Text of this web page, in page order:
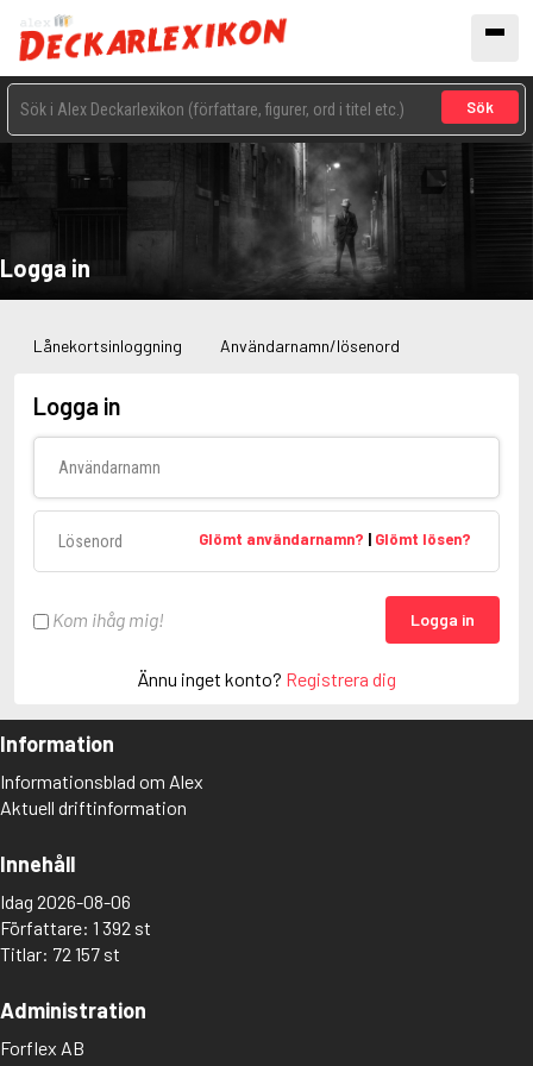
Sök
Logga in
Lånekortsinloggning Användarnamn/lösenord
Logga in
Glömt användarnamn? | Glömt lösen?
Kom ihåg mig! Logga in
Ännu inget konto? Registrera dig
Information
Informationsblad om Alex
Aktuell driftinformation
Innehåll
Idag 2026-08-06
Författare: 1 392 st
Titlar: 72 157 st
Administration
Forflex AB